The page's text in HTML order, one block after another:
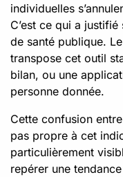
individuelles
C’est ce qui a
de santé publique.
transpose cet outil
bilan, ou une
personne donnée.
Cette confusion
pas propre à cet
particulièrement
repérer une